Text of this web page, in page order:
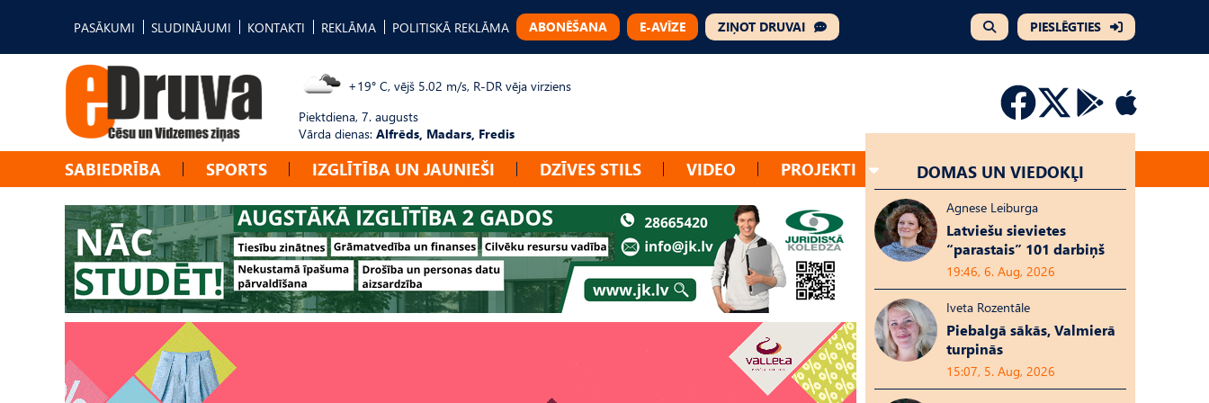
PASĀKUMI SLUDINĀJUMI KONTAKTI REKLĀMA POLITISKĀ REKLĀMA ABONĒŠANA E-AVĪZE ZIŅOT DRUVAI PIESLĒGTIES
+19° C, vējš 5.02 m/s, R-DR vēja virziens
Piektdiena, 7. augusts
Vārda dienas: Alfrēds, Madars, Fredis
SABIEDRĪBA SPORTS IZGLĪTĪBA UN JAUNIEŠI DZĪVES STILS VIDEO PROJEKTI DOMAS UN VIEDOKĻI
Agnese Leiburga
Latviešu sievietes
“parastais” 101 darbiņš
19:46, 6. Aug, 2026
Iveta Rozentāle
Piebalgā sākās, Valmierā
turpinās
15:07, 5. Aug, 2026